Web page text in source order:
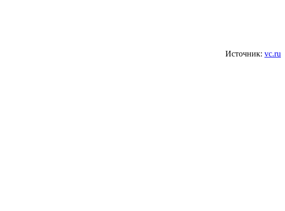
Источник: vc.ru